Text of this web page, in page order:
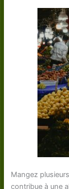
Mangez
contribue à une